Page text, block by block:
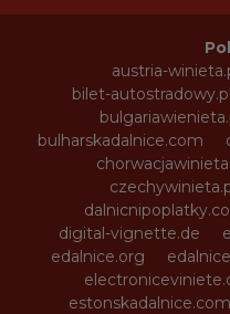
austria-
bilet-autostradowy.pl
bulharskadalnice.com
digital-vignette.de
edalnice.org
estonskadalnice.com